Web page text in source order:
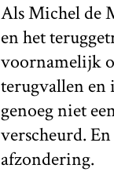
Als Michel de
en het
voornamelijk
terugvallen en
genoeg niet
verscheurd.
afzondering.